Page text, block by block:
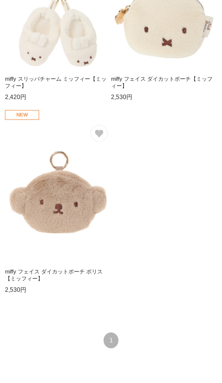
miffy スリッパチャーム ミッフィー【ミッ
フィー】
2,420円
miffy フェイス ダイカットポーチ【ミッフ
ィー】
2,530円
NEW
miffy フェイス ダイカットポーチ ボリス
【ミッフィー】
2,530円
1